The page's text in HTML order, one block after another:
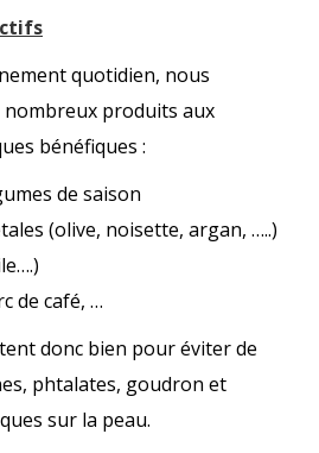
quotidien, nous
produits aux
bénéfiques :
de saison
(olive, noisette, argan, …..)
de café, …
donc bien pour éviter de
phtalates, goudron et
sur la peau.